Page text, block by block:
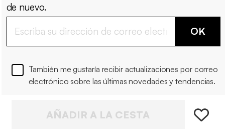
de nuevo.
OK
También me gustaría recibir actualizaciones por correo
electrónico sobre las últimas novedades y tendencias.
AÑADIR A LA CESTA